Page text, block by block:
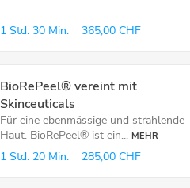
1 Std. 30 Min. 365,00 CHF
BioRePeel® vereint mit
Skinceuticals
Für eine ebenmässige und strahlende
Haut. BioRePeel® ist ein... MEHR
1 Std. 20 Min. 285,00 CHF